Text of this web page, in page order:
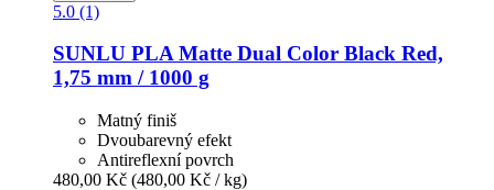
5.0 (1)
SUNLU PLA Matte Dual Color Black Red,
1,75 mm / 1000 g
Matný finiš
Dvoubarevný efekt
Antireflexní povrch
480,00 Kč (480,00 Kč / kg)